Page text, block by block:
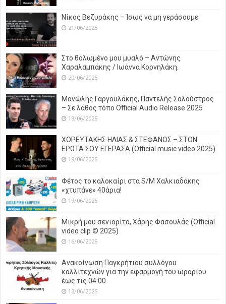
Νίκος Βεζυράκης – Ίσως να μη γεράσουμε
21/06/2025
Στο θολωμένο μου μυαλό – Αντώνης
Χαραλαμπάκης / Ιωάννα Κορνηλάκη.
20/06/2025
Μανώλης Γαργουλάκης, Παντελής Σαλούστρος
– Σε λάθος τόπο Official Audio Release 2025
19/06/2025
ΧΟΡΕΥΤΑΚΗΣ ΗΛΙΑΣ & ΣΤΕΦΑΝΟΣ – ΣΤΟΝ
ΕΡΩΤΑ ΣΟΥ ΕΓΕΡΑΣΑ (Official music video 2025)
19/06/2025
Φέτος το καλοκαίρι στα S/M Χαλκιαδάκης
«χτυπάνε» 40άρια!
19/06/2025
Μικρή μου σενιορίτα, Χάρης Φασουλάς (Official
video clip © 2025)
16/06/2025
Ανακοίνωση Παγκρήτιου συλλόγου
καλλιτεχνών για την εφαρμογή του ωραρίου
έως τις 04:00
13/06/2025